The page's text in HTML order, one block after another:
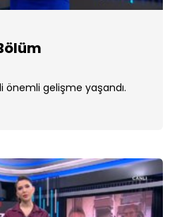
önemli gelişme yaşandı.